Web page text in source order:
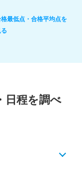
最低点・合格平均点を
る
日程を調べ